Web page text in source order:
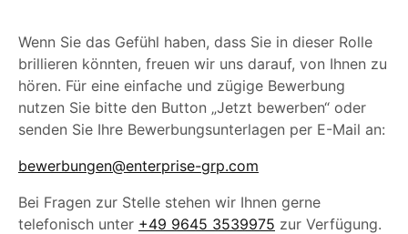
Wenn Sie das Gefühl haben, dass Sie in dieser Rolle
brillieren könnten, freuen wir uns darauf, von Ihnen zu
hören. Für eine einfache und zügige Bewerbung
nutzen Sie bitte den Button „Jetzt bewerben“ oder
senden Sie Ihre Bewerbungsunterlagen per E-Mail an:
bewerbungen@enterprise-grp.com
Bei Fragen zur Stelle stehen wir Ihnen gerne
telefonisch unter +49 9645 3539975 zur Verfügung.